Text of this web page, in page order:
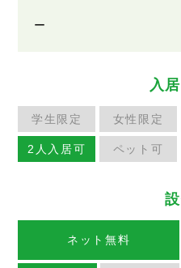
ー
入
学生限定 女性限定
2人入居可 ペット可
ネット無料